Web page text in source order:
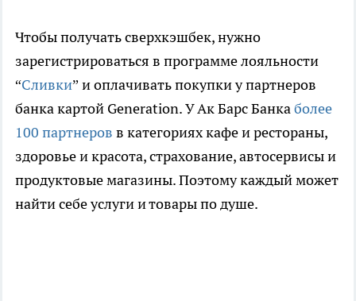
Чтобы получать сверхкэшбек, нужно
зарегистрироваться в программе лояльности
“Сливки” и оплачивать покупки у партнеров
банка картой Generation. У Ак Барс Банкаболее
100 партнеров в категориях кафе и рестораны,
здоровье и красота, страхование, автосервисы и
продуктовые магазины. Поэтому каждый может
найти себе услуги и товары по душе.